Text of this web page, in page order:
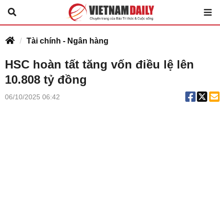
Tài chính - Ngân hàng
HSC hoàn tất tăng vốn điều lệ lên
10.808 tỷ đồng
06/10/2025 06:42